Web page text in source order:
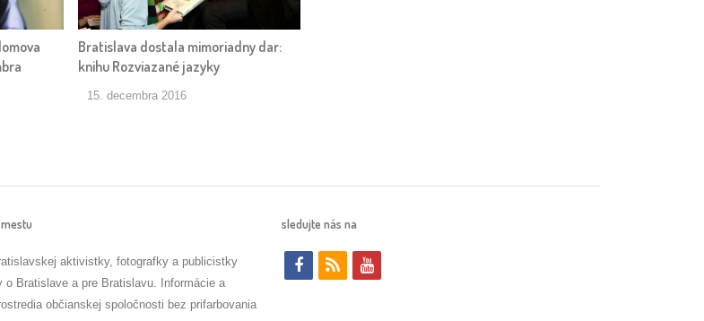
Bratislava dostala mimoriadny dar:
knihu Rozviazané jazyky
15. decembra 2016
aktivistky, fotografky a publicistky
o Bratislave a pre Bratislavu. Informácie a
občianskej spoločnosti bez prifarbovania
sledujte nás na
f
r
y